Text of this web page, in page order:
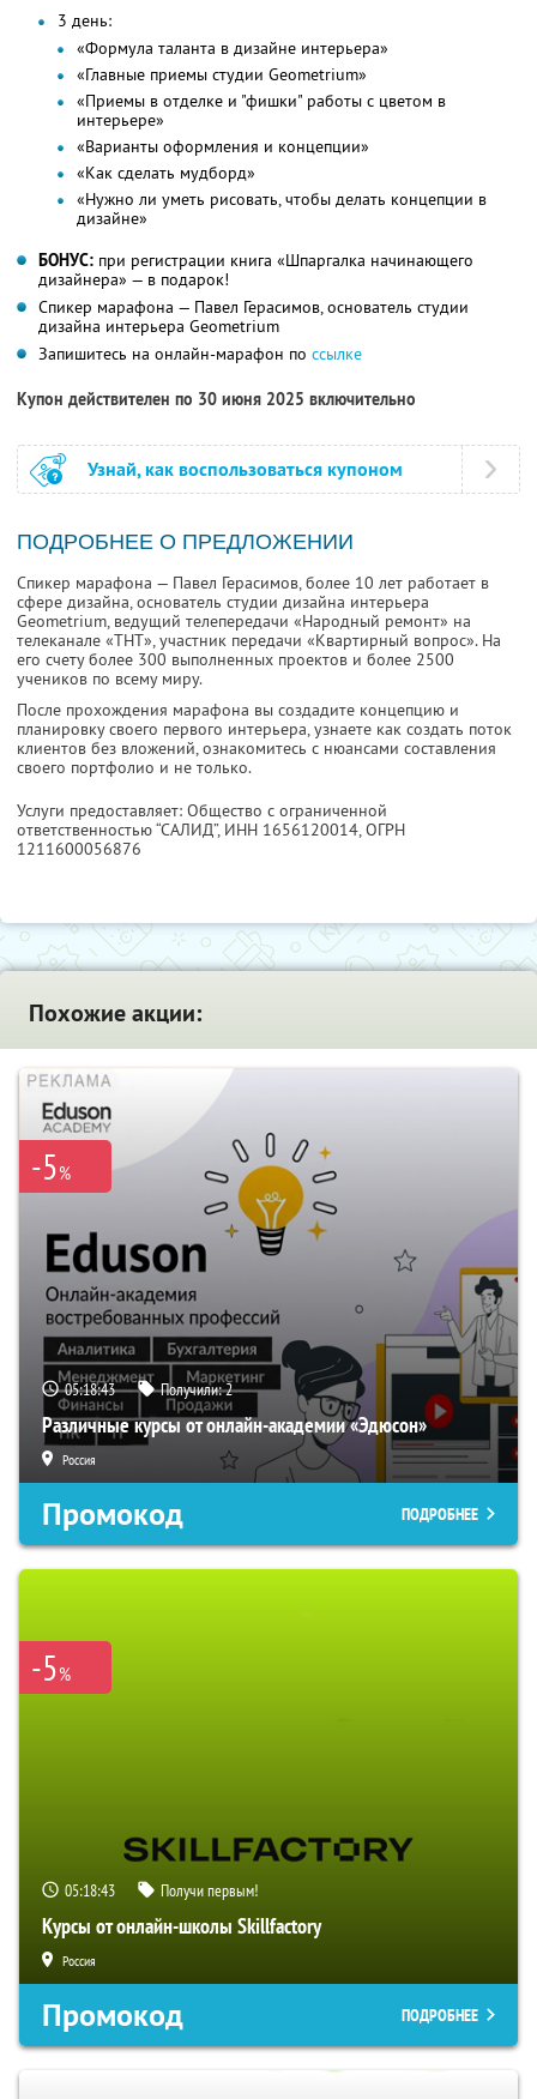
3 день:
«Формула таланта в дизайне интерьера»
«Главные приемы студии Geometrium»
«Приемы в отделке и "фишки" работы с цветом в
интерьере»
«Варианты оформления и концепции»
«Как сделать мудборд»
«Нужно ли уметь рисовать, чтобы делать концепции в
дизайне»
БОНУС: при регистрации книга «Шпаргалка начинающего
дизайнера» — в подарок!
Спикер марафона — Павел Герасимов, основатель студии
дизайна интерьера Geometrium
Запишитесь на онлайн-марафон по ссылке
Купон действителен по 30 июня 2025 включительно
Узнай, как воспользоваться купоном
ПОДРОБНЕЕ О ПРЕДЛОЖЕНИИ
Спикер марафона — Павел Герасимов, более 10 лет работает в
сфере дизайна, основатель студии дизайна интерьера
Geometrium, ведущий телепередачи «Народный ремонт» на
телеканале «ТНТ», участник передачи «Квартирный вопрос». На
его счету более 300 выполненных проектов и более 2500
учеников по всему миру.
После прохождения марафона вы создадите концепцию и
планировку своего первого интерьера, узнаете как создать поток
клиентов без вложений, ознакомитесь с нюансами составления
своего портфолио и не только.
Услуги предоставляет: Общество с ограниченной
ответственностью “САЛИД”, ИНН 1656120014, ОГРН
1211600056876
Похожие акции:
-5%
05:18:42 Получили:2
Различные курсы от онлайн-академии «Эдюсон»
Россия
Промокод ПОДРОБНЕЕ
-5%
05:18:42 Получи первым!
Курсы от онлайн-школы Skillfactory
Россия
Промокод ПОДРОБНЕЕ